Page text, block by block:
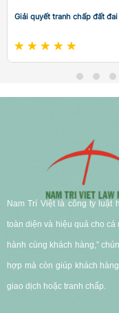
Giải quyết tranh chấp đất đai
Nam Trí Việt là công ty luật
toàn diện và hiệu quả cho
hành cùng khách hàng,”
hợp mà còn giúp khách
giao dịch hoặc tranh chấp.